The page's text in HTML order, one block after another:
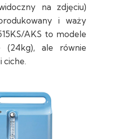
na zdjęciu)
i waży
AKS to modele
(24kg), ale równie
ciche.